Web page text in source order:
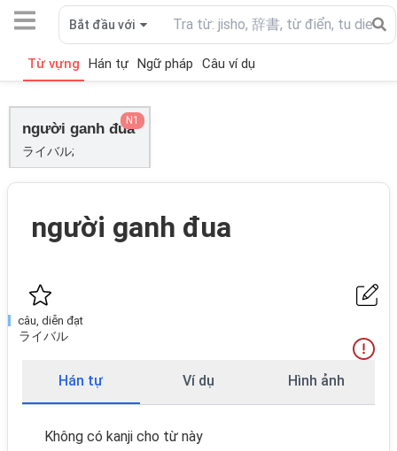
Bắt đầu với
Từ vựng Hán tự Ngữ pháp Câu ví dụ
người ganh đua
ライバル;
N1
người ganh đua
câu, diễn đạt
ライバル
Hán tự Ví dụ Hình ảnh
Không có kanji cho từ này